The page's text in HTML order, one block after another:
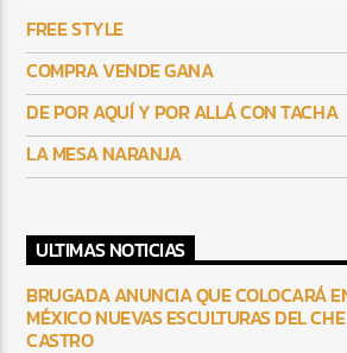
FREE STYLE
COMPRA VENDE GANA
DE POR AQUÍ Y POR ALLÁ CON TACHA
LA MESA NARANJA
ULTIMAS NOTICIAS
BRUGADA ANUNCIA QUE COLOCARÁ
MÉXICO NUEVAS ESCULTURAS DEL
CASTRO